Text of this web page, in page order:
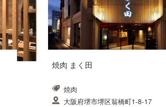
焼肉 まく田
焼肉
大阪府堺市堺区翁橋町1-8-17